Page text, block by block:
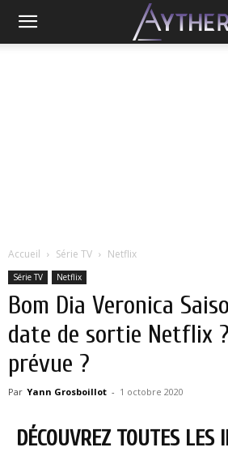
Accueil Série TV Netflix
Série TV Netflix
Bom Dia Veronica
date de sortie Netflix
prévue ?
Par Yann Grosboillot - 1 octobre 2020
DÉCOUVREZ TOUTES LES